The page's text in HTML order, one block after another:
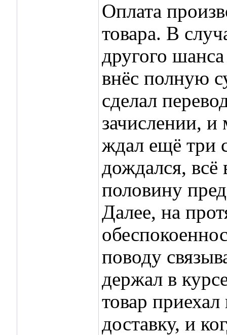
Оплата
товара. В
другого
внёс полную
сделал
зачислении, и
ждал ещё три
дождался,
половину
Далее, на
поводу
держал в
товар
доставку, и